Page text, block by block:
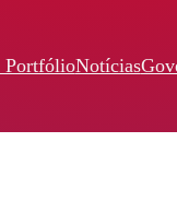
PortfólioNotícias